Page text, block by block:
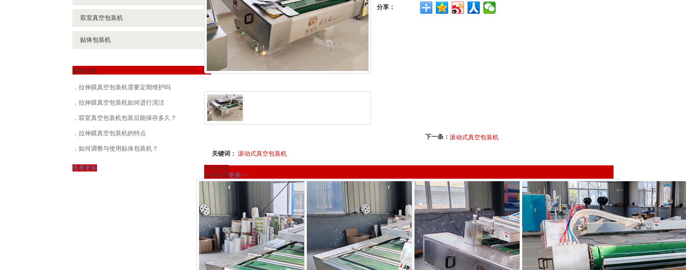
分享：
下一条： 滚动式真空包装机
关键词： 滚动式真空包装机
产品介绍
相关推荐更多>>
双室真空包装机
贴体包装机
新闻信息
拉伸膜真空包装机需要定期维护吗
拉伸膜真空包装机如何进行清洁
双室真空包装机包装后能保存多久？
拉伸膜真空包装机的特点
如何调整与使用贴体包装机？
查看更多